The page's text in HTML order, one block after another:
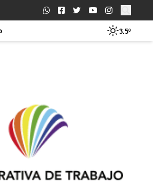
Buscar:
3.5º